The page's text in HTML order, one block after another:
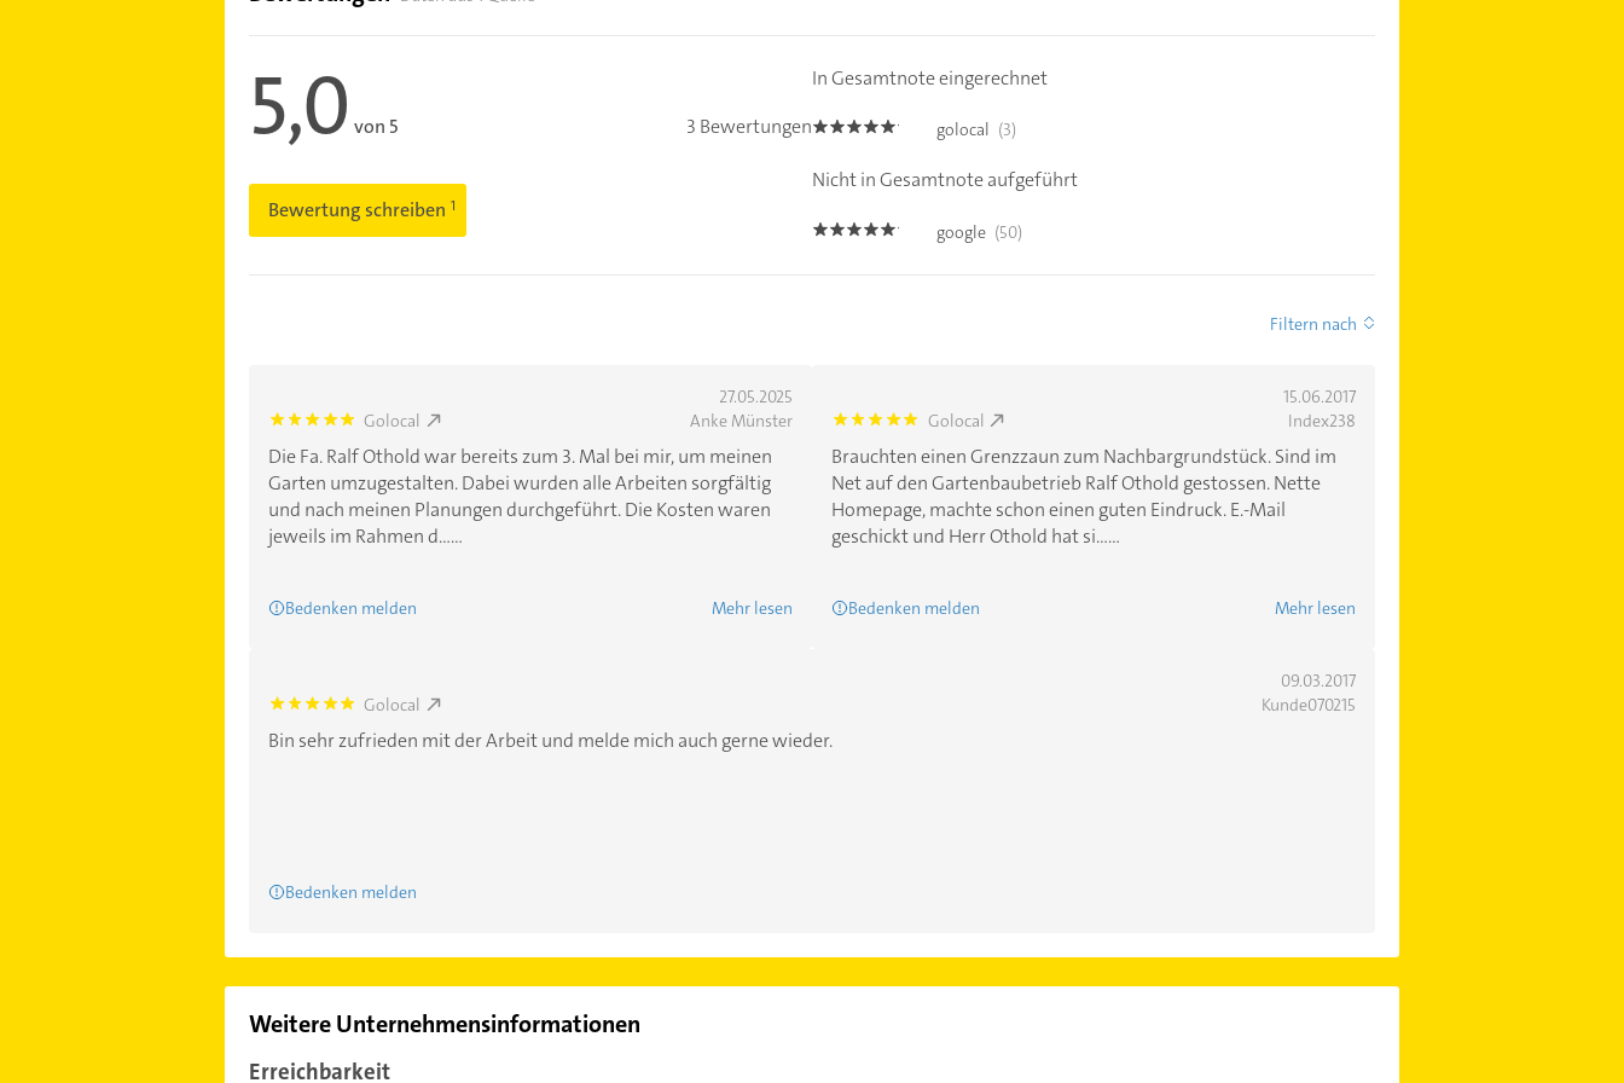
5,0 von 5 3 Bewertungen
Bewertung schreiben
In Gesamtnote eingerechnet
5.0 golocal (3)
Nicht in Gesamtnote aufgeführt
5.0 google (50)
Filtern nach
27.05.2025
5.0 Golocal Anke Münster
Die Fa. Ralf Othold war bereits zum 3. Mal bei mir, um meinen
Garten umzugestalten. Dabei wurden alle Arbeiten sorgfältig
und nach meinen Planungen durchgeführt. Die Kosten waren
jeweils im Rahmen d......
Bedenken melden Mehr lesen
15.06.2017
5.0 Golocal Index238
Brauchten einen Grenzzaun zum Nachbargrundstück. Sind im
Net auf den Gartenbaubetrieb Ralf Othold gestossen. Nette
Homepage, machte schon einen guten Eindruck. E.-Mail
geschickt und Herr Othold hat si......
Bedenken melden Mehr lesen
09.03.2017
5.0 Golocal Kunde070215
Bin sehr zufrieden mit der Arbeit und melde mich auch gerne wieder.
Bedenken melden
Weitere Unternehmensinformationen
Erreichbarkeit